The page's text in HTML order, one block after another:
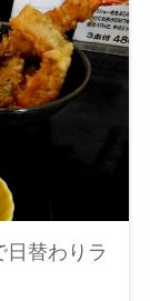
替わりラ